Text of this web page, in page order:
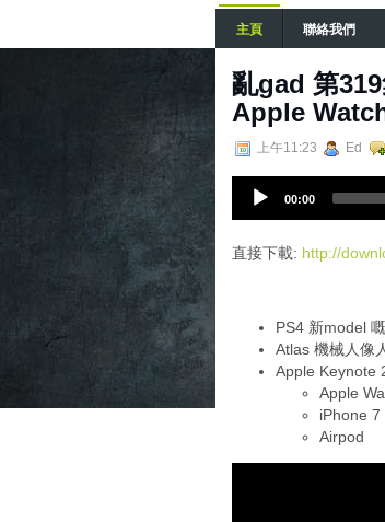
主頁 聯絡我們
亂gad 第
Apple
上午11:23 Ed
i
00:00
直接下載: http://
PS4 新model
Atlas 機械人像
Apple Keynote
Apple
iPhone 7
Airpod